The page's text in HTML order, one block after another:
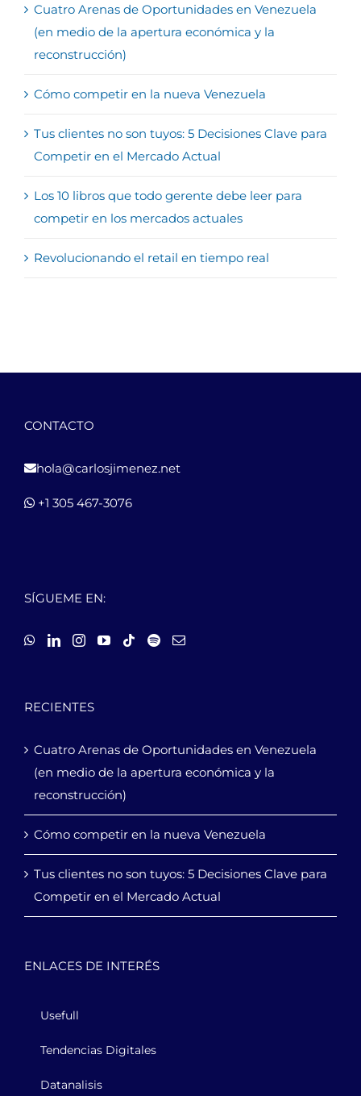
Cuatro Arenas de Oportunidades en Venezuela
(en medio de la apertura económica y la
reconstrucción)
Cómo competir en la nueva Venezuela
Tus clientes no son tuyos: 5 Decisiones Clave para
Competir en el Mercado Actual
Los 10 libros que todo gerente debe leer para
competir en los mercados actuales
Revolucionando el retail en tiempo real
CONTACTO
hola@carlosjimenez.net
+1 305 467-3076
SÍGUEME EN:
RECIENTES
Cuatro Arenas de Oportunidades en Venezuela
(en medio de la apertura económica y la
reconstrucción)
Cómo competir en la nueva Venezuela
Tus clientes no son tuyos: 5 Decisiones Clave para
Competir en el Mercado Actual
ENLACES DE INTERÉS
Usefull
Tendencias Digitales
Datanalisis